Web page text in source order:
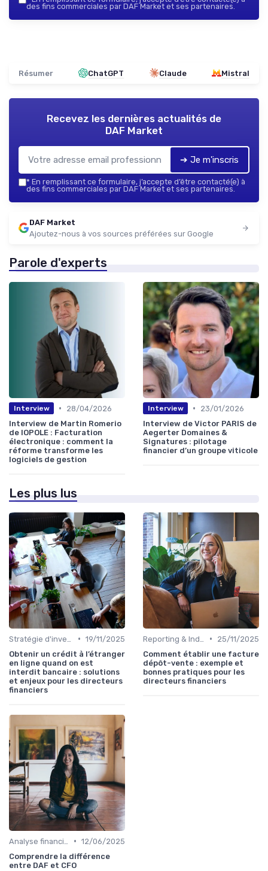
des fins commerciales par DAF Market et ses partenaires.
Résumer ChatGPT Claude Mistral
Recevez les dernières actualités de
DAF Market
➔ Je m'inscris
* En remplissant ce formulaire, j’accepte d’être contacté(e) à
des fins commerciales par DAF Market et ses partenaires.
DAF Market
Ajoutez-nous à vos sources préférées sur Google
Parole d'experts
Interview •
28/04/2026
Interview de Martin Romerio
de IOPOLE : Facturation
électronique : comment la
réforme transforme les
logiciels de gestion
Interview •
23/01/2026
Interview de Victor PARIS de
Aegerter Domaines &
Signatures : pilotage
financier d’un groupe viticole
Les plus lus
• 19/11/2025
Obtenir un crédit à l’étranger
en ligne quand on est
interdit bancaire : solutions
et enjeux pour les directeurs
financiers
•
25/11/2025
Comment établir une facture
dépôt-vente : exemple et
bonnes pratiques pour les
directeurs financiers
• 12/06/2025
Comprendre la différence
entre DAF et CFO